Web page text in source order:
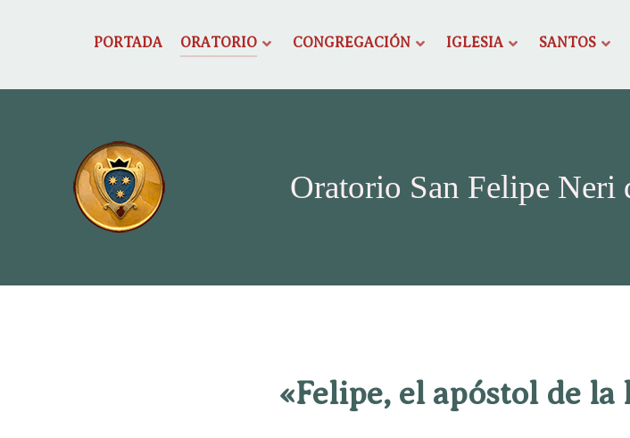
PORTADA ORATORIO CONGREGACIÓN IGLESIA SANTOS
Oratorio San Felipe Neri
«Felipe, el apóstol de